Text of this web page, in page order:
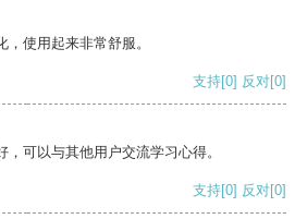
使用起来非常舒服。
支持[0] 反对[0]
可以与其他用户交流学习心得。
支持[0] 反对[0]